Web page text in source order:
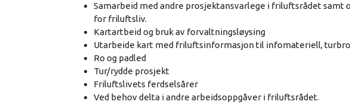
Samarbeid med andre prosjektansvarlege i friluftsrådet samt
for friluftsliv.
Kartartbeid og bruk av forvaltningsløysing
Utarbeide kart med friluftsinformasjon til infomateriell,
Ro og padled
Tur/rydde prosjekt
Friluftslivets ferdselsårer
Ved behov delta i andre arbeidsoppgåver i friluftsrådet.